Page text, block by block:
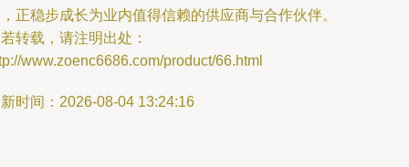
正稳步成长为业内值得信赖的供应商与合作伙伴。
转载，请注明出处：
www.zoenc6686.com/product/66.html
时间：2026-08-04 13:24:16